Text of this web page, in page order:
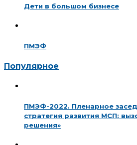
Дети в большом бизнесе
ПМЭФ
Популярное
ПМЭФ-2022. Пленарное
стратегия развития МСП:
решения»